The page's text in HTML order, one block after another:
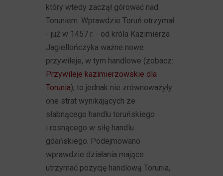
który wtedy zaczął górować nad
Toruniem. Wprawdzie Toruń otrzymał
- już w 1457 r. - od króla Kazimierza
Jagiellończyka ważne nowe
przywileje, w tym handlowe (zobacz:
Przywileje kazimierzowskie dla
Torunia), to jednak nie zrównoważyły
one strat wynikających ze
słabnącego handlu toruńskiego
i rosnącego w siłę handlu
gdańskiego. Podejmowano
wprawdzie działania mające
utrzymać pozycję handlową Torunia,